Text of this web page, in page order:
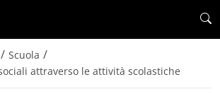
/ Scuola /
attraverso le attività scolastiche